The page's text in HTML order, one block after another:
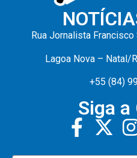
Rua Jornalista
Lagoa Nova – Natal/
+55 (84)
Siga a